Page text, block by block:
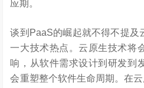
应期。
谈到PaaS的崛起就不得不提及
一大技术热点。云原生技术将
响，从软件需求设计到研发到
会重塑整个软件生命周期。在